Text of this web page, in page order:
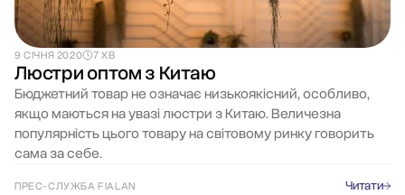
9 СІЧНЯ 2020 7 ХВ
Люстри оптом з Китаю
Бюджетний товар не означає низькоякісний, особливо,
якщо маються на увазі люстри з Китаю. Величезна
популярність цього товару на світовому ринку говорить
сама за себе.
ПРЕС-СЛУЖБА FIALAN Читати